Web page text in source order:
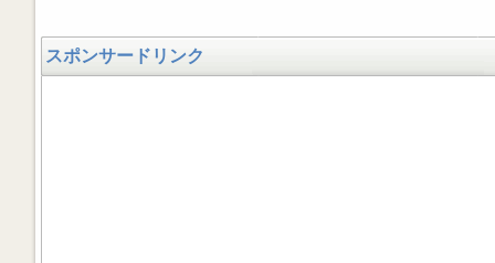
スポンサードリンク